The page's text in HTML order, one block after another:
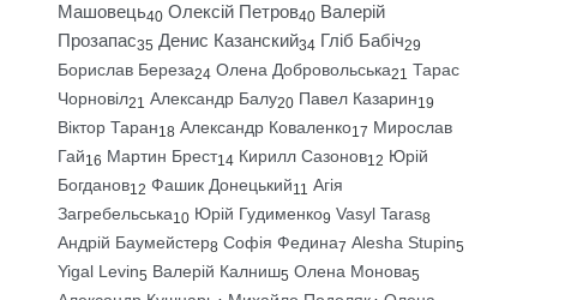
Машовець40 Олексій Петров40 Валерій
Прозапас35 Денис Казанский34 Гліб Бабіч29
Борислав Береза24 Олена Добровольська21 Тарас
Чорновіл21 Александр Балу20 Павел Казарин19
Віктор Таран18 Александр Коваленко17 Мирослав
Гай16 Мартин Брест14 Кирилл Сазонов12 Юрій
Богданов12 Фашик Донецький11 Агія
Загребельська10 Юрій Гудименко9 Vasyl Taras8
Андрій Баумейстер8 Софія Федина7 Alesha Stupin5
Yigal Levin5 Валерій Калниш5 Олена Монова5